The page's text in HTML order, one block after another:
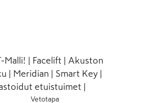
Malli! | Facelift | Akuston
| Meridian | Smart Key |
etuistuimet |
Vetotapa